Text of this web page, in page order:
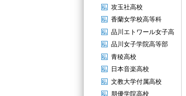
攻玉社高校
香蘭女学校高等科
品川エトワール女子高
品川女子学院高等部
青稜高校
日本音楽高校
文教大学付属高校
朋優学院高校